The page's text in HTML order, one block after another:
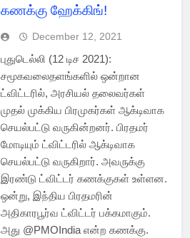
கணக்கு ஹேக்கிங்!
December 12, 2021
புதுடெல்லி (12 டிச 2021):
சமூகவலைதளங்களில் ஒன்றான
ட்விட்டரில், அரசியல் தலைவர்கள்
முதல் முக்கிய பிரமுகர்கள் ஆக்டிவாக
செயல்பட்டு வருகின்றனர். பிரதமர்
மோடியும் ட்விட்டரில் ஆக்டிவாக
செயல்பட்டு வருகிறார். அவருக்கு
இரண்டு ட்விட்டர் கணக்குகள் உள்ளன.
ஒன்று, இந்திய பிரதமரின்
அதிகாரபூர்வ ட்விட்டர் பக்கமாகும்.
அது @PMOIndia என்ற கணக்கு.